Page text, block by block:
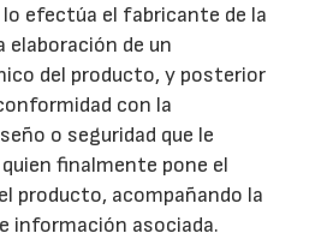
lo efectúa el fabricante de la
elaboración de un
del producto, y posterior
con la
o seguridad que le
finalmente pone el
producto, acompañando la
información asociada.